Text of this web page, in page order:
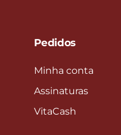
Pedidos
Minha conta
Assinaturas
VitaCash